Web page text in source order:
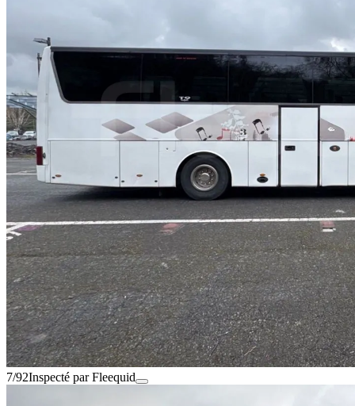
7/92Inspecté par Fleequid